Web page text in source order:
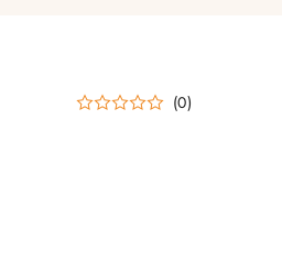
(0)